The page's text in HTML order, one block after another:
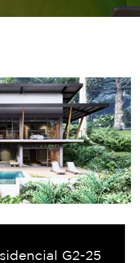
G2-25